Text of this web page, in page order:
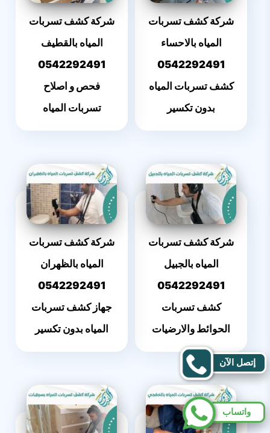
شركة كشف تسربات
المياه بالاحساء
0542292491
كشف تسربات المياه
بدون تكسير
شركة كشف تسربات
المياه بالقطيف
0542292491
فحص و اصلاح
تسربات المياه
شركة كشف تسربات
المياه بالجبيل
0542292491
كشف تسربات
الحوائط والارضيات
شركة كشف تسربات
المياه بالظهران
0542292491
جهاز كشف تسربات
المياه بدون تكسير
إتصل الآن
واتساب